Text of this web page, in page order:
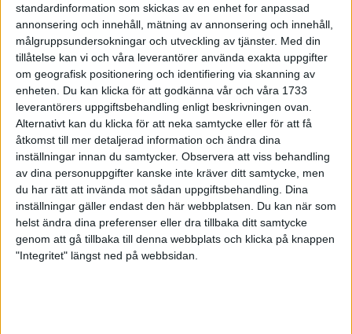
standardinformation som skickas av en enhet for anpassad
annonsering och innehåll, mätning av annonsering och innehåll,
målgruppsundersokningar och utveckling av tjänster. Med din
tillåtelse kan vi och våra leverantörer använda exakta uppgifter
om geografisk positionering och identifiering via skanning av
enheten. Du kan klicka för att godkänna vår och våra 1733
leverantörers uppgiftsbehandling enligt beskrivningen ovan.
Alternativt kan du klicka för att neka samtycke eller för att få
åtkomst till mer detaljerad information och ändra dina
inställningar innan du samtycker. Observera att viss behandling
av dina personuppgifter kanske inte kräver ditt samtycke, men
du har rätt att invända mot sådan uppgiftsbehandling. Dina
inställningar gäller endast den här webbplatsen. Du kan när som
helst ändra dina preferenser eller dra tillbaka ditt samtycke
genom att gå tillbaka till denna webbplats och klicka på knappen
"Integritet" längst ned på webbsidan.